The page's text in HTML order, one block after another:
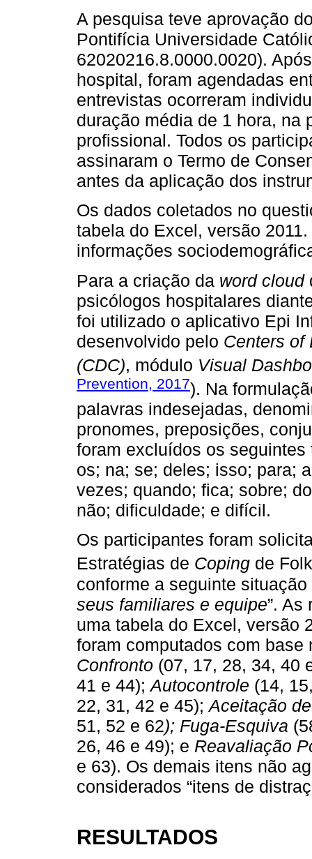
A pesquisa teve aprovação
Pontifícia Universidade
62020216.8.0000.0020).
hospital, foram agendadas
entrevistas ocorreram
duração média de 1 hora, na
profissional. Todos os
assinaram o Termo de
antes da aplicação dos
Os dados coletados no
tabela do Excel, versão
informações
Para a criação da word cloud
psicólogos hospitalares
foi utilizado o aplicativo Epi
desenvolvido pelo Centers of
(CDC), módulo Visual
Prevention, 2017). Na
palavras indesejadas,
pronomes, preposições,
foram excluídos os
os; na; se; deles; isso; para;
vezes; quando; fica; sobre;
não; dificuldade; e difícil.
Os participantes foram
Estratégias de Coping de
conforme a seguinte situação
seus familiares e equipe”. As
uma tabela do Excel, versão
foram computados com
Confronto (07, 17, 28, 34, 40
41 e 44);Autocontrole (14,
22, 31, 42 e 45);Aceitação
51, 52 e 62); Fuga-Esquiva
26, 46 e 49); e Reavaliação
e 63). Os demais itens não
considerados “itens de
RESULTADOS